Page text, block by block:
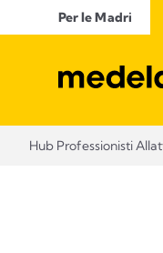
Per le Madri
Hub Professionisti